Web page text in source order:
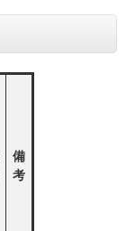
備
考